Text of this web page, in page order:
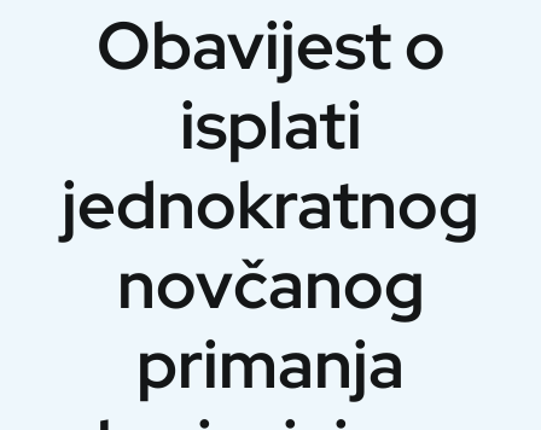
Obavijest o
isplati
jednokratnog
novčanog
primanja